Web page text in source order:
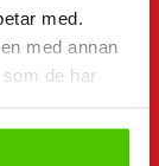
med.
med annan
de har